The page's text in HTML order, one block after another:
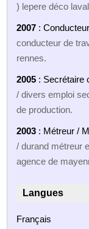
) lepere déco
2007 :
conducteur de
rennes.
2005 : Secrétaire
/ divers emploi
de production.
2003 : Métreur /
/ durand métreur
agence de
Langues
Français